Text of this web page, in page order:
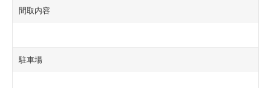
間取内容
駐車場